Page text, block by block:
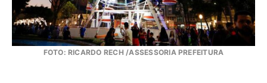
FOTO: RICARDO RECH /ASSESSORIA PREFEITURA